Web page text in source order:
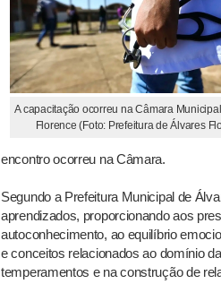
A capacitação ocorreu na Câmara
Florence (Foto: Prefeitura de Álvares
encontro ocorreu na Câmara.
Segundo a Prefeitura Municipal de
aprendizados, proporcionando aos
autoconhecimento, ao equilíbrio
e conceitos relacionados ao domínio
temperamentos e na construção de